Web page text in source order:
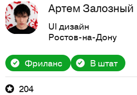
Артем Залозный
UI дизайн
Ростов-на-Дону
Фриланс В штат
204